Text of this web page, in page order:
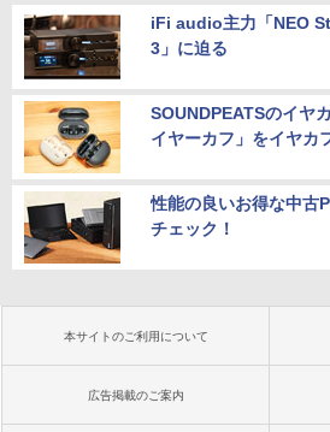
iFi audio主力「NEO
3」に迫る
SOUNDPEATSのイヤ
イヤーカフ」をイヤカ
性能の良いお得な中古
チェック！
本サイトのご利用について
広告掲載のご案内